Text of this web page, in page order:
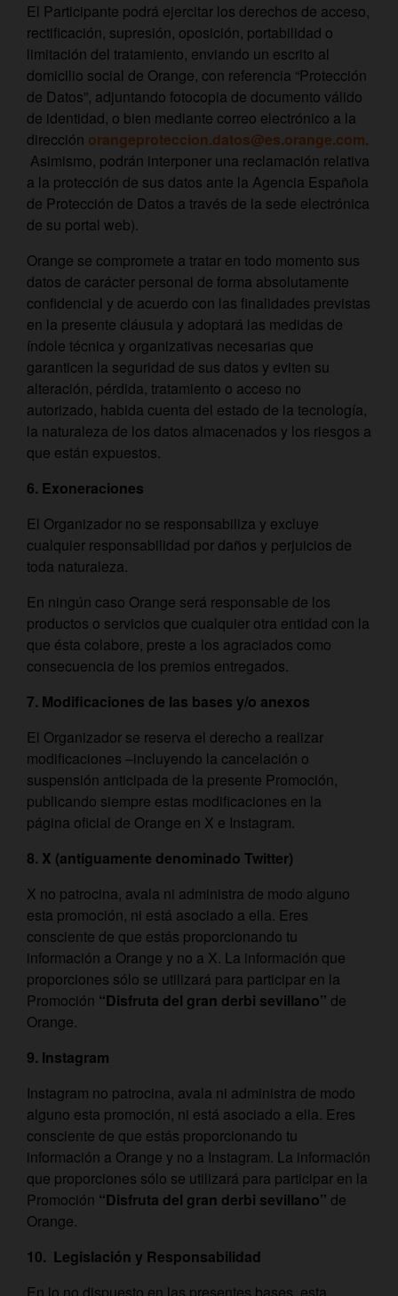
El Participante podrá ejercitar los derechos de acceso,
rectificación, supresión, oposición, portabilidad o
limitación del tratamiento, enviando un escrito al
domicilio social de Orange, con referencia “Protección
de Datos”, adjuntando fotocopia de documento válido
de identidad, o bien mediante correo electrónico a la
dirección orangeproteccion.datos@es.orange.com.
Asimismo, podrán interponer una reclamación relativa
a la protección de sus datos ante la Agencia Española
de Protección de Datos a través de la sede electrónica
de su portal web).
Orange se compromete a tratar en todo momento sus
datos de carácter personal de forma absolutamente
confidencial y de acuerdo con las finalidades previstas
en la presente cláusula y adoptará las medidas de
índole técnica y organizativas necesarias que
garanticen la seguridad de sus datos y eviten su
alteración, pérdida, tratamiento o acceso no
autorizado, habida cuenta del estado de la tecnología,
la naturaleza de los datos almacenados y los riesgos a
que están expuestos.
6. Exoneraciones
El Organizador no se responsabiliza y excluye
cualquier responsabilidad por daños y perjuicios de
toda naturaleza.
En ningún caso Orange será responsable de los
productos o servicios que cualquier otra entidad con la
que ésta colabore, preste a los agraciados como
consecuencia de los premios entregados.
7. Modificaciones de las bases y/o anexos
El Organizador se reserva el derecho a realizar
modificaciones –incluyendo la cancelación o
suspensión anticipada de la presente Promoción,
publicando siempre estas modificaciones en la
página oficial de Orange en X e Instagram.
8. X (antiguamente denominado Twitter)
X no patrocina, avala ni administra de modo alguno
esta promoción, ni está asociado a ella. Eres
consciente de que estás proporcionando tu
información a Orange y no a X. La información que
proporciones sólo se utilizará para participar en la
Promoción “Disfruta del gran derbi sevillano” de
Orange.
9. Instagram
Instagram no patrocina, avala ni administra de modo
alguno esta promoción, ni está asociado a ella. Eres
consciente de que estás proporcionando tu
información a Orange y no a Instagram. La información
que proporciones sólo se utilizará para participar en la
Promoción “Disfruta del gran derbi sevillano” de
Orange.
10. Legislación y Responsabilidad